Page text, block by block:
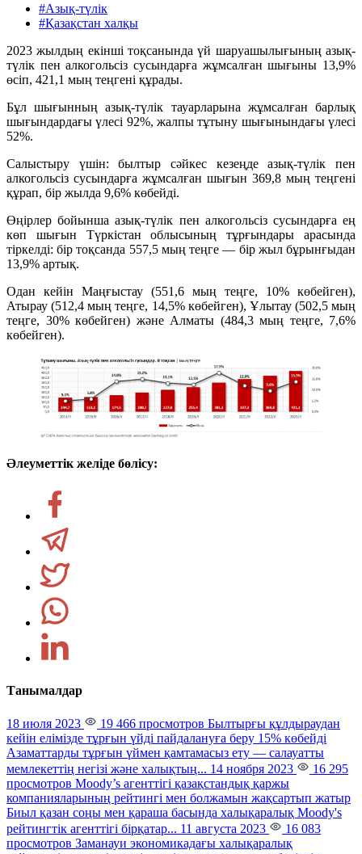
#Азық-түлік
#Қазақстан халқы
2023 жылдың екінші тоқсанында үй шаруашылығының азық-
түлік пен алкогольсіз сусындарға жұмсалған шығыны 13,9%
өсіп, 421,1 мың теңгені құрады.
Бұл шығынның азық-түлік тауарларына жұмсалған барлық
шығындардағы үлесі 92%, жалпы тұтыну шығынындағы үлесі
52%.
Салыстыру үшін: былтыр сәйкес кезеңде азық-түлік пен
алкогольсіз сусындарға жұмсалған шығын 369,8 мың теңгені
құрап, бір жылда 9,6% көбейді.
Өңірлер бойынша азық-түлік пен алкогольсіз сусындарға ең
көп шығын Түркістан облысының тұрғындары арасында
тіркелді: бір тоқсанда 557,5 мың теңге — бір жыл бұрынғыдан
13,9% артық.
Одан кейін Маңғыстау (551,6 мың теңге, 10% көбейген),
Атырау (512,4 мың теңге, 14,5% көбейген), Ұлытау (502,5 мың
теңге, 30% көбейген) және Алматы (484,3 мың теңге, 7,6%
көбейген).
Әлеуметтік желіде бөлісу:
Танымалдар
18 июля 2023 19 466 просмотров Былтырғы құлдыраудан
кейін елімізде тұрғын үйді пайдалануға беру 15% көбейді
Азаматтарды тұрғын үймен қамтамасыз ету — салауатты
мемлекеттің негізі және халықтың... 14 ноября 2023
16 295
просмотров Moody’s агенттігі қазақстандық қаржы
компанияларының рейтингі мен болжамын жақсартып жатыр
Биыл қазан соңы мен қараша басында халықаралық Moody's
рейтингтік агенттігі бірқатар... 11 августа 2023
16 083
просмотров Заманауи экономикадағы халықаралық